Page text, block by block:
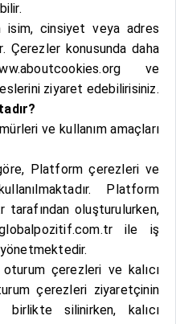
isim, cinsiyet veya adres
Çerezler konusunda daha
ve
ziyaret edebilirisiniz.
ve kullanım amaçları
Platform çerezleri ve
Platform
oluşturulurken,
ile iş
çerezleri ve kalıcı
çerezleri ziyaretçinin
silinirken, kalıcı